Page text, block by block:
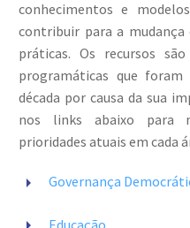
conhecimentos e
contribuir para a
práticas. Os recursos
programáticas que
década por causa da sua
nos links abaixo para
prioridades atuais em cada

 Governança